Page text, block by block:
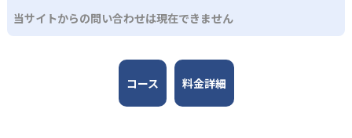
当サイトからの問い合わせは現在できません
コース 料金詳細